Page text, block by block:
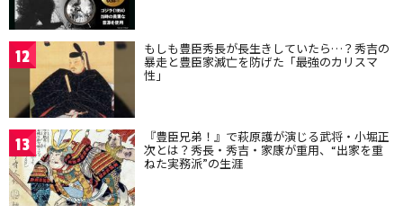
12 もしも豊臣秀長が長生きしていたら…？秀吉の
暴走と豊臣家滅亡を防げた「最強のカリスマ
性」
13 『豊臣兄弟！』で萩原護が演じる武将・小堀正
次とは？秀長・秀吉・家康が重用、“出家を重
ねた実務派”の生涯